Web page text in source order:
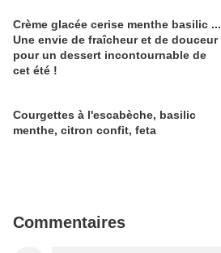
Crème glacée cerise menthe basilic ...
Une envie de fraîcheur et de douceur
pour un dessert incontournable de
cet été !
Courgettes à l'escabèche, basilic
menthe, citron confit, feta
Commentaires